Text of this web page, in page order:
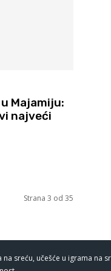
Majamiju:
najveći
Strana 3 od 35
sreću, učešće u igrama na